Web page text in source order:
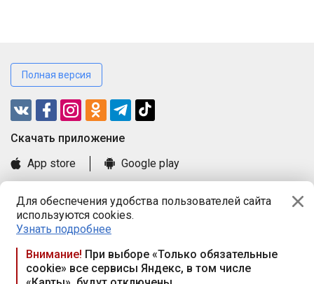
Для обеспечения удобства пользователей сайта
используются cookies.
Узнать подробнее
Внимание! При выборе «Только обязательные
cookie» все сервисы Яндекс, в том числе
Полная версия
Cкачать приложение
App store
Google play
Книга замечаний и предложений
Правила и документы
Praca.by © 2000—2026, ООО «ПРАЦА БАЙ»
Республика Беларусь, 220114, г. Минск, пр-т Независимости
117а, пом. № 9.